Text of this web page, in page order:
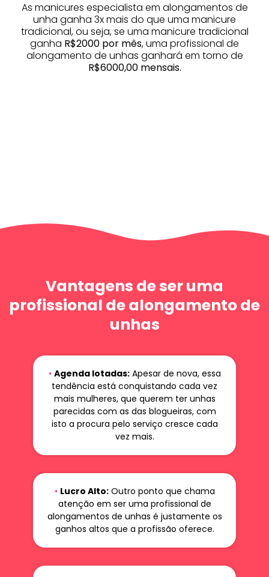
As manicures especialista em alongamentos de
unha ganha 3x mais do que uma manicure
tradicional, ou seja, se uma manicure tradicional
ganha R$2000 por mês, uma profissional de
alongamento de unhas ganhará em torno de
R$6000,00 mensais.
Vantagens de ser uma
profissional de alongamento de
unhas
• Agenda lotadas:Apesar de nova, essa
tendência está conquistando cada vez
mais mulheres, que querem ter unhas
parecidas com as das blogueiras, com
isto a procura pelo serviço cresce cada
vez mais.
• Lucro Alto:Outro ponto que chama
atenção em ser uma profissional de
alongamentos de unhas é justamente os
ganhos altos que a profissão oferece.